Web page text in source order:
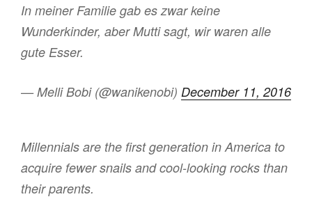
In meiner Familie gab es zwar keine
Wunderkinder, aber Mutti sagt, wir waren alle
gute Esser.
— Melli Bobi (@wanikenobi) December 11, 2016
Millennials are the first generation in America to
acquire fewer snails and cool-looking rocks than
their parents.